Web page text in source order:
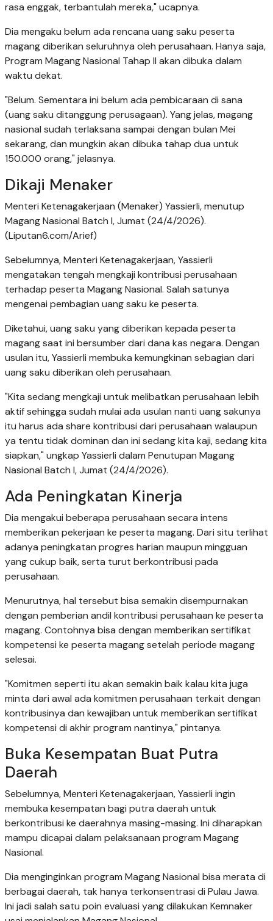
rasa enggak, terbantulah mereka," ucapnya.
Dia mengaku belum ada rencana uang saku peserta
magang diberikan seluruhnya oleh perusahaan. Hanya saja,
Program Magang Nasional Tahap II akan dibuka dalam
waktu dekat.
"Belum. Sementara ini belum ada pembicaraan di sana
(uang saku ditanggung perusagaan). Yang jelas, magang
nasional sudah terlaksana sampai dengan bulan Mei
sekarang, dan mungkin akan dibuka tahap dua untuk
150.000 orang," jelasnya.
Dikaji Menaker
Menteri Ketenagakerjaan (Menaker) Yassierli, menutup
Magang Nasional Batch I, Jumat (24/4/2026).
(Liputan6.com/Arief)
Sebelumnya, Menteri Ketenagakerjaan, Yassierli
mengatakan tengah mengkaji kontribusi perusahaan
terhadap peserta Magang Nasional. Salah satunya
mengenai pembagian uang saku ke peserta.
Diketahui, uang saku yang diberikan kepada peserta
magang saat ini bersumber dari dana kas negara. Dengan
usulan itu, Yassierli membuka kemungkinan sebagian dari
uang saku diberikan oleh perusahaan.
"Kita sedang mengkaji untuk melibatkan perusahaan lebih
aktif sehingga sudah mulai ada usulan nanti uang sakunya
itu harus ada share kontribusi dari perusahaan walaupun
ya tentu tidak dominan dan ini sedang kita kaji, sedang kita
siapkan," ungkap Yassierli dalam Penutupan Magang
Nasional Batch I, Jumat (24/4/2026).
Ada Peningkatan Kinerja
Dia mengakui beberapa perusahaan secara intens
memberikan pekerjaan ke peserta magang. Dari situ terlihat
adanya peningkatan progres harian maupun mingguan
yang cukup baik, serta turut berkontribusi pada
perusahaan.
Menurutnya, hal tersebut bisa semakin disempurnakan
dengan pemberian andil kontribusi perusahaan ke peserta
magang. Contohnya bisa dengan memberikan sertifikat
kompetensi ke peserta magang setelah periode magang
selesai.
"Komitmen seperti itu akan semakin baik kalau kita juga
minta dari awal ada komitmen perusahaan terkait dengan
kontribusinya dan kewajiban untuk memberikan sertifikat
kompetensi di akhir program nantinya," pintanya.
Buka Kesempatan Buat Putra
Daerah
Sebelumnya, Menteri Ketenagakerjaan, Yassierli ingin
membuka kesempatan bagi putra daerah untuk
berkontribusi ke daerahnya masing-masing. Ini diharapkan
mampu dicapai dalam pelaksanaan program Magang
Nasional.
Dia menginginkan program Magang Nasional bisa merata di
berbagai daerah, tak hanya terkonsentrasi di Pulau Jawa.
Ini jadi salah satu poin evaluasi yang dilakukan Kemnaker